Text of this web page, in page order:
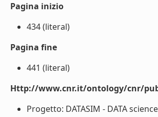
Pagina inizio
434 (literal)
Pagina fine
441 (literal)
Http://www.cnr.it/ontology/cnr/
Progetto: DATASIM - DATA